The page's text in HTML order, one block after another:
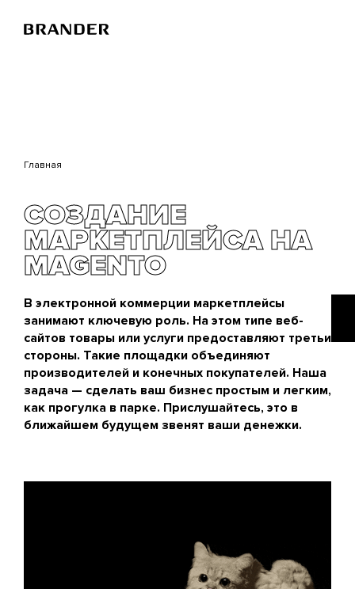
Главная
СОЗДАНИЕ
МАРКЕТПЛЕЙСА НА
MAGENTO
В электронной коммерции маркетплейсы
занимают ключевую роль. На этом типе веб-
сайтов товары или услуги предоставляют третьи
стороны. Такие площадки объединяют
производителей и конечных покупателей. Наша
задача — сделать ваш бизнес простым и легким,
как прогулка в парке. Прислушайтесь, это в
ближайшем будущем звенят ваши денежки.